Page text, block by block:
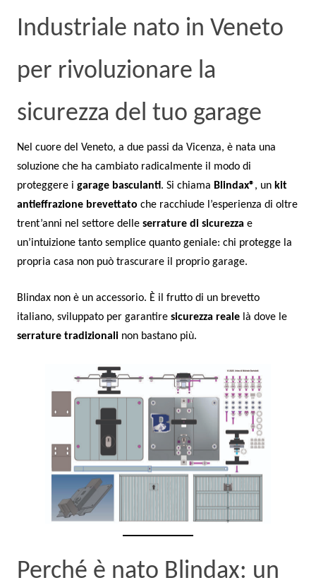
Industriale nato in Veneto
per rivoluzionare la
sicurezza del tuo garage
Nel cuore del Veneto, a due passi da Vicenza, è nata una
soluzione che ha cambiato radicalmente il modo di
proteggere igarage basculanti. Si chiama Blindax®, un kit
antieffrazione brevettato che racchiude l’esperienza di oltre
trent’anni nel settore delleserrature di sicurezza e
un’intuizione tanto semplice quanto geniale: chi protegge la
propria casa non può trascurare il proprio garage.
Blindax non è un accessorio. È il frutto di un brevetto
italiano, sviluppato per garantiresicurezza reale là dove le
serrature tradizionali non bastano più.
Perché è nato Blindax: un